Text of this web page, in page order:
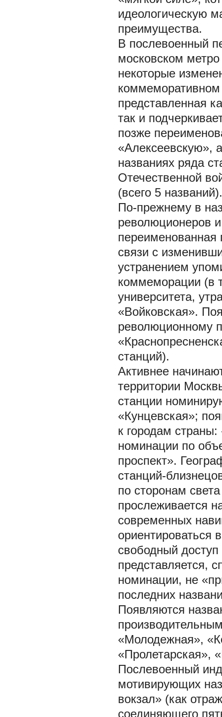
идеологическую
преимущества.
В послевоенный
московском
некоторые
коммеморативном
представленная
так и
позже
«Алексеевскую»,
названиях ряда
Отечественной
(всего 5 названий).
По-прежнему в
революционеров
переименованная
связи с
устранением
коммеморации (в
университета,
«Войковская».
революционному
станций).
Активнее
территории
станции
«Кунцевская»;
к городам
номинации по
проспект».
станций-
по сторонам
прослеживается
современных
ориентироваться
свободный
представляется,
номинации, не
последних
Появляются
«Молодежная»,
«Пролетарская»,
Послевоенный
мотивирующих
вокзал» (как
соединяющего